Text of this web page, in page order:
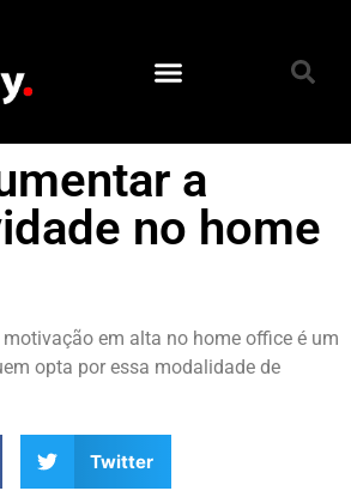
a
no home
em alta no home office é um
opta por essa modalidade de
Twitter